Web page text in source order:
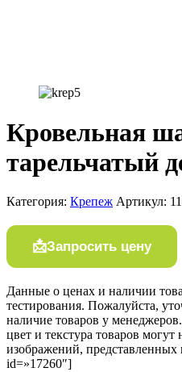
Кровельная
тарельчатый
Категория: Крепеж Артикул:
Запросить цену
Данные о ценах и наличии
тестирования. Пожалуйста,
наличие товаров у
цвет и текстура товаров могут
изображений, представленных
id=»17260″]